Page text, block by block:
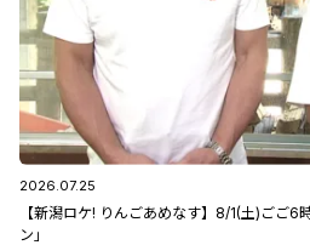
2026.07.25
【新潟ロケ! りんごあめなす】8/1(土)ごご
ン」